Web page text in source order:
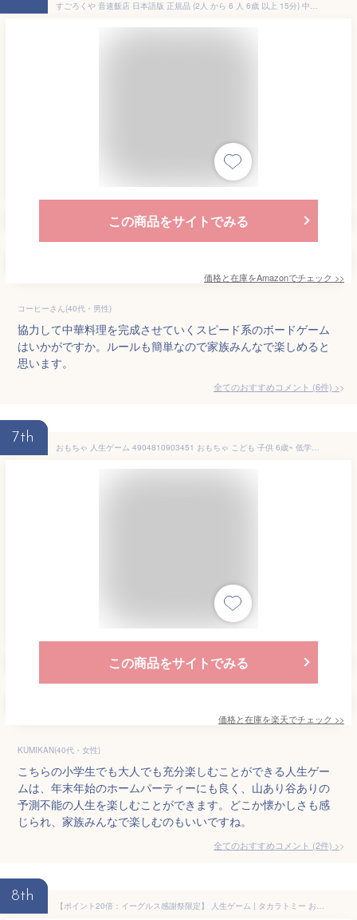
すごろくや 音速飯店 日本語版 正規品 (2人 から 6 人 6歳 以上 15分) 中華 料理 メニュー スピード 定番 ファミリー パーティー ボードゲーム
この商品をサイトでみる
価格と在庫をAmazonでチェック >>
コーヒーさん(40代・男性)
協力して中華料理を完成させていくスピード系のボードゲーム
はいかがですか。ルールも簡単なので家族みんなで楽しめると
思います。
全てのおすすめコメント (6件) >
7th
おもちゃ 人生ゲーム 4904810903451 おもちゃ こども 子供 6歳~ 低学年 ボードゲーム 卓上 パーティー 知育玩具 家族 ファミリー ホームパーティー タカラトミー パーティ ギフト プレゼント 男の子 女の子 誕生日
この商品をサイトでみる
価格と在庫を楽天でチェック >>
KUMIKAN(40代・女性)
こちらの小学生でも大人でも充分楽しむことができる人生ゲー
ムは、年末年始のホームパーティーにも良く、山あり谷ありの
予測不能の人生を楽しむことができます。どこか懐かしさも感
じられ、家族みんなで楽しむのもいいですね。
全てのおすすめコメント (2件) >
8th
【ポイント20倍：イーグルス感謝祭限定】 人生ゲーム | タカラトミー おもちゃ 2023年 2023 8代目 ギフト こども 子供 パーティ ゲーム ボード ゲーム ボードゲーム 人生 ゲーム 6歳 夏休み